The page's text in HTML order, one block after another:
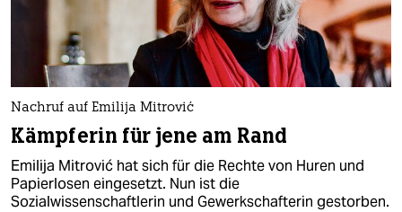
Nachruf auf Emilija Mitrović
Kämpferin für jene am Rand
Emilija Mitrović hat sich für die Rechte von Huren und
Papierlosen eingesetzt. Nun ist die
Sozialwissenschaftlerin und Gewerkschafterin gestorben.